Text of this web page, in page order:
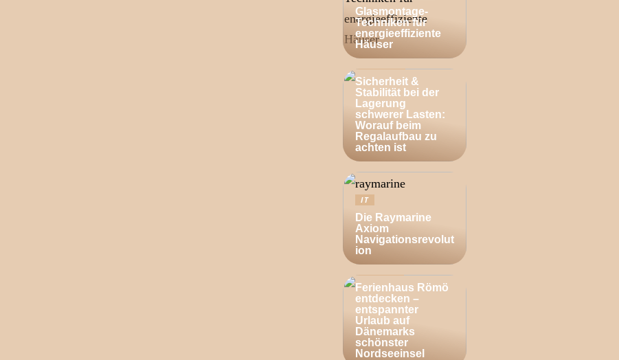
Glasmontage-
Techniken für
energieeffiziente
Häuser
Sicherheit &
Stabilität bei der
Lagerung
schwerer Lasten:
Worauf beim
Regalaufbau zu
achten ist
IT
Die Raymarine
Axiom
Navigationsrevolut
ion
Ferienhaus Römö
entdecken –
entspannter
Urlaub auf
Dänemarks
schönster
Nordseeinsel